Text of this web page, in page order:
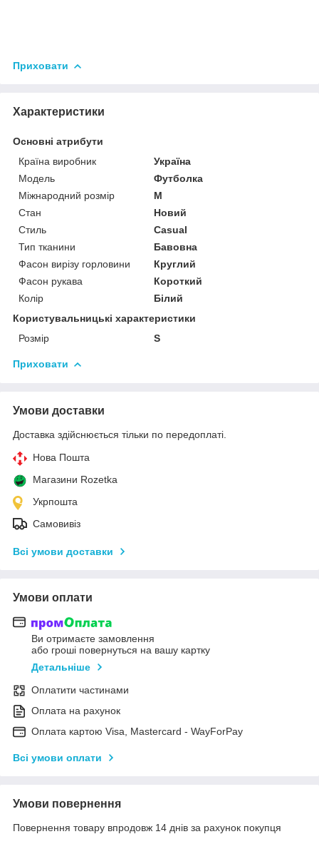
Приховати
Характеристики
Основні атрибути
Країна виробник
Україна
Модель
Футболка
Міжнародний розмір
M
Стан
Новий
Стиль
Casual
Тип тканини
Бавовна
Фасон вирізу горловини
Круглий
Фасон рукава
Короткий
Колір
Білий
Користувальницькі характеристики
Розмір
S
Приховати
Умови доставки
Доставка здійснюється тільки по передоплаті.
Нова Пошта
Магазини Rozetka
Укрпошта
Самовивіз
Всі умови доставки
Умови оплати
Ви отримаєте замовлення
або гроші повернуться на вашу картку
Детальніше
Оплатити частинами
Оплата на рахунок
Оплата картою Visa, Mastercard - WayForPay
Всі умови оплати
Умови повернення
Повернення товару впродовж 14 днів за рахунок покупця